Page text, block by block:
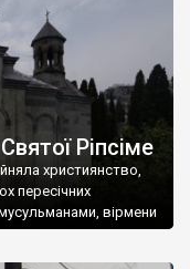
Ріпсіме
християнство,
пересічних
вірмени